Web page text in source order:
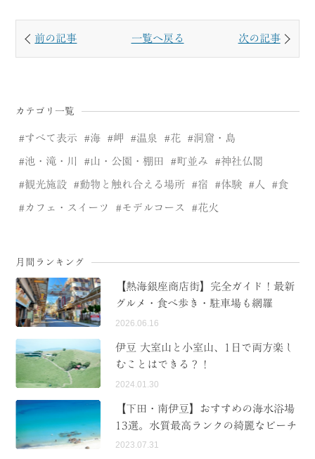
前の記事 一覧へ戻る 次の記事
カテゴリ一覧
すべて表示 海 岬 温泉 花 洞窟・島
池・滝・川 山・公園・棚田 町並み 神社仏閣
観光施設 動物と触れ合える場所 宿 体験 人 食
カフェ・スイーツ モデルコース 花火
月間ランキング
【熱海銀座商店街】完全ガイド！最新
グルメ・食べ歩き・駐車場も網羅
2026.06.16
伊豆 大室山と小室山、1日で両方楽し
むことはできる？！
2024.01.30
【下田・南伊豆】おすすめの海水浴場
13選。水質最高ランクの綺麗なビーチ
2023.07.31